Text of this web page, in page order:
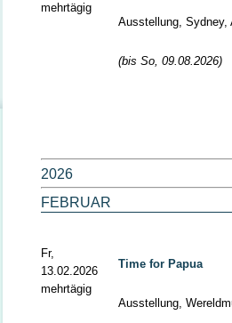
mehrtägig
Ausstellung, Sydney,
(bis So, 09.08.2026)
2026
FEBRUAR
Fr,
13.02.2026
mehrtägig
Time for Papua
Ausstellung,